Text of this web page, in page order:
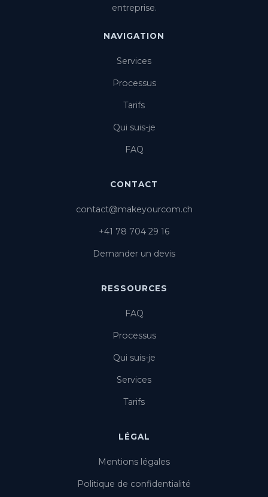
entreprise.
NAVIGATION
Services
Processus
Tarifs
Qui suis-je
FAQ
CONTACT
contact@makeyourcom.ch
+41 78 704 29 16
Demander un devis
RESSOURCES
FAQ
Processus
Qui suis-je
Services
Tarifs
LÉGAL
Mentions légales
Politique de confidentialité